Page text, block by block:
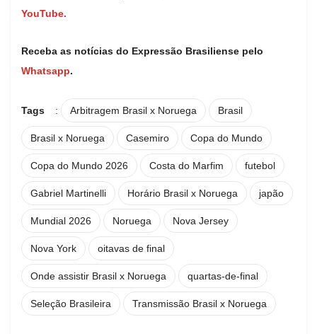
YouTube.
Receba as notícias do Expressão Brasiliense pelo
Whatsapp.
Tags : Arbitragem Brasil x Noruega Brasil
Brasil x Noruega Casemiro Copa do Mundo
Copa do Mundo 2026 Costa do Marfim futebol
Gabriel Martinelli Horário Brasil x Noruega japão
Mundial 2026 Noruega Nova Jersey
Nova York oitavas de final
Onde assistir Brasil x Noruega quartas-de-final
Seleção Brasileira Transmissão Brasil x Noruega